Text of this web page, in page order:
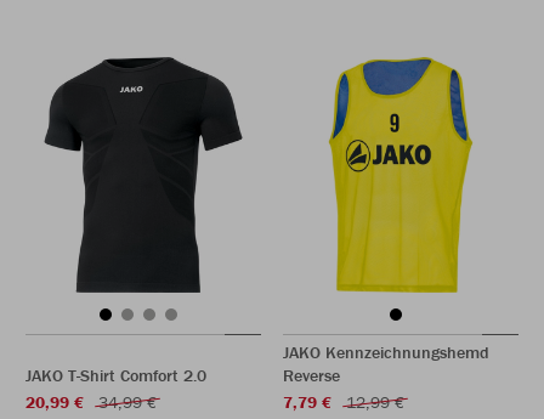
JAKO T-Shirt Comfort 2.0
20,99 €
34,99 €
JAKO Kennzeichnungshemd
Reverse
7,79 €
12,99 €